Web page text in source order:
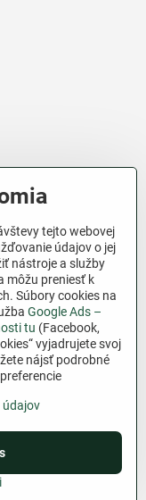
Fungujeme len
poctivú prácu a
nám pomáha
– pomáhať
údajov
tejto webovej
údajov o jej
nástroje a služby
môžu preniesť k
Súbory cookies na
Google Ads –
tu (Facebook,
vyjadrujete svoj
nájsť podrobné
údajov